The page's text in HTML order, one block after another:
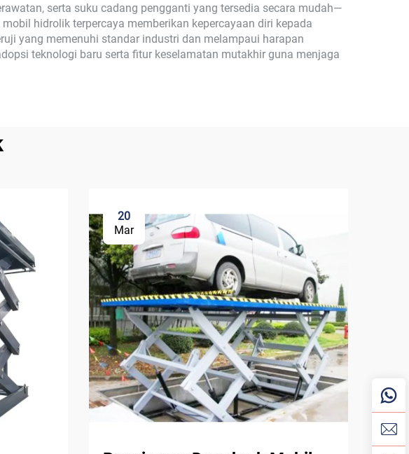
serta suku cadang pengganti yang tersedia secara mudah—
hidrolik terpercaya memberikan kepercayaan diri kepada
yang memenuhi standar industri dan melampaui harapan
teknologi baru serta fitur keselamatan mutakhir guna menjaga
20
Mar